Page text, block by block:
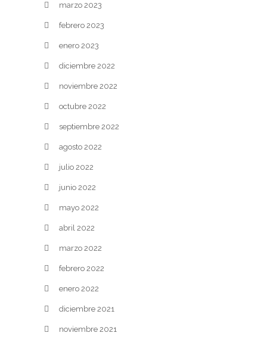
marzo 2023
febrero 2023
enero 2023
diciembre 2022
noviembre 2022
octubre 2022
septiembre 2022
agosto 2022
julio 2022
junio 2022
mayo 2022
abril 2022
marzo 2022
febrero 2022
enero 2022
diciembre 2021
noviembre 2021